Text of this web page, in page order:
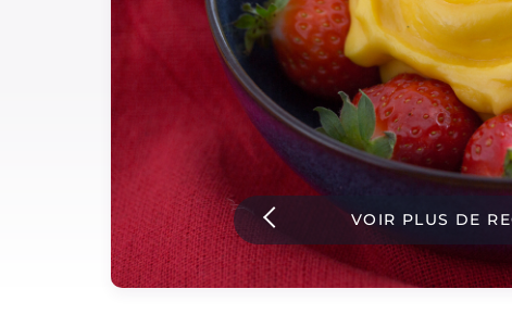
Instagram
YouTube
VOIR PLUS DE